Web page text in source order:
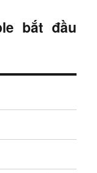
bắt đầu